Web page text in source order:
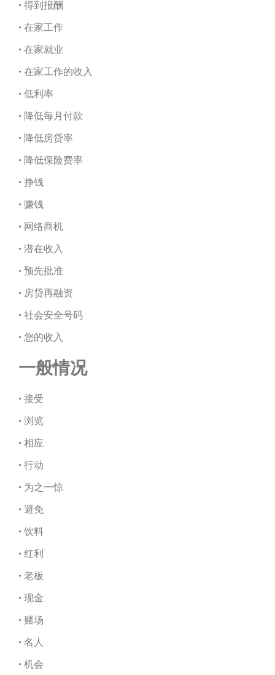
• 得到报酬
• 在家工作
• 在家就业
• 在家工作的收入
• 低利率
• 降低每月付款
• 降低房贷率
• 降低保险费率
• 挣钱
• 赚钱
• 网络商机
• 潜在收入
• 预先批准
• 房贷再融资
• 社会安全号码
• 您的收入
一般情况
• 接受
• 浏览
• 相应
• 行动
• 为之一惊
• 避免
• 饮料
• 红利
• 老板
• 现金
• 赌场
• 名人
• 机会